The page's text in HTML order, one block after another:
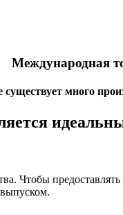
Международная
существует много
Чтобы